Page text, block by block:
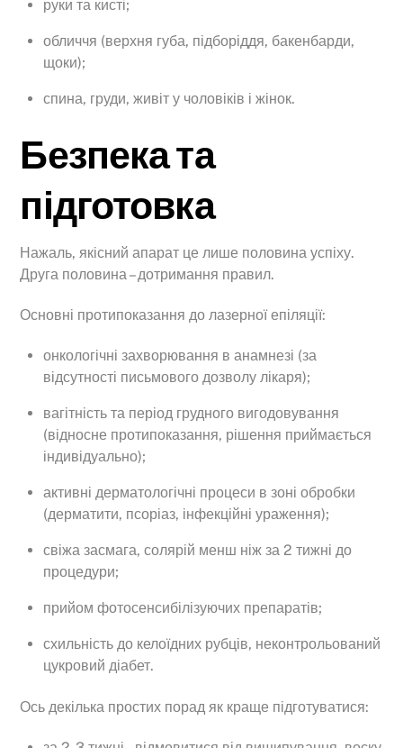
руки та кисті;
обличчя (верхня губа, підборіддя, бакенбарди,
щоки);
спина, груди, живіт у чоловіків і жінок.
Безпека та
підготовка
Нажаль, якісний апарат це лише половина успіху.
Друга половина – дотримання правил.
Основні протипоказання до лазерної епіляції:
онкологічні захворювання в анамнезі (за
відсутності письмового дозволу лікаря);
вагітність та період грудного вигодовування
(відносне протипоказання, рішення приймається
індивідуально);
активні дерматологічні процеси в зоні обробки
(дерматити, псоріаз, інфекційні ураження);
свіжа засмага, солярій менш ніж за 2 тижні до
процедури;
прийом фотосенсибілізуючих препаратів;
схильність до келоїдних рубців, неконтрольований
цукровий діабет.
Ось декілька простих порад як краще підготуватися: